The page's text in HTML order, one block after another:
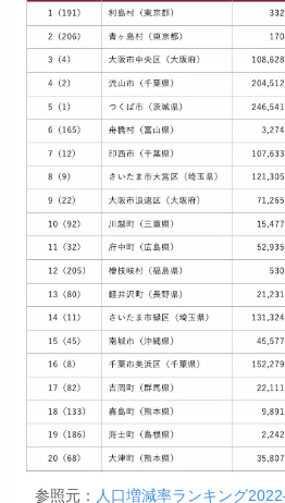
参照元： 人口増減率ランキング